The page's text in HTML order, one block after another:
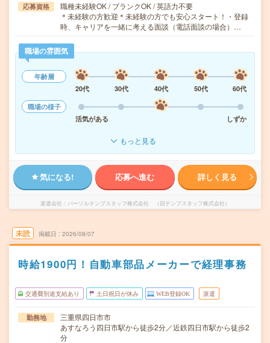
応募資格
職種未経験OK / ブランクOK / 英語力不要
＊未経験の方歓迎＊未経験の方でも安心スタート！・登録
時、キャリアを一緒に考える面談（電話面談の場合）…
職場の雰囲気
年齢層
20代
30代 40代 50代
60代
職場の様子
活気がある
しずか
もっと見る
気になる! 応募へ進む 詳しく見る
派遣会社 パーソルテンプスタッフ株式会社 （旧テンプスタッフ株式会社）
未読 掲載日 2026/08/07
時給1900円！自動車部品メーカーで経理事務
交通費別途支給あり 土日祝日が休み WEB登録OK 派遣
勤務地
三重県四日市市
あすなろう四日市駅から徒歩2分／近鉄四日市駅から徒歩2
分